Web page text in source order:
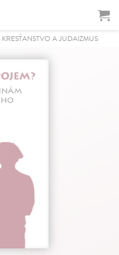
KRESŤANSTVO A JUDAIZMUS